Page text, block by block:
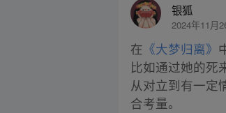
银狐
2024年11月
在 《大梦归离》
比如通过她的死
从对立到有一定
合考量。